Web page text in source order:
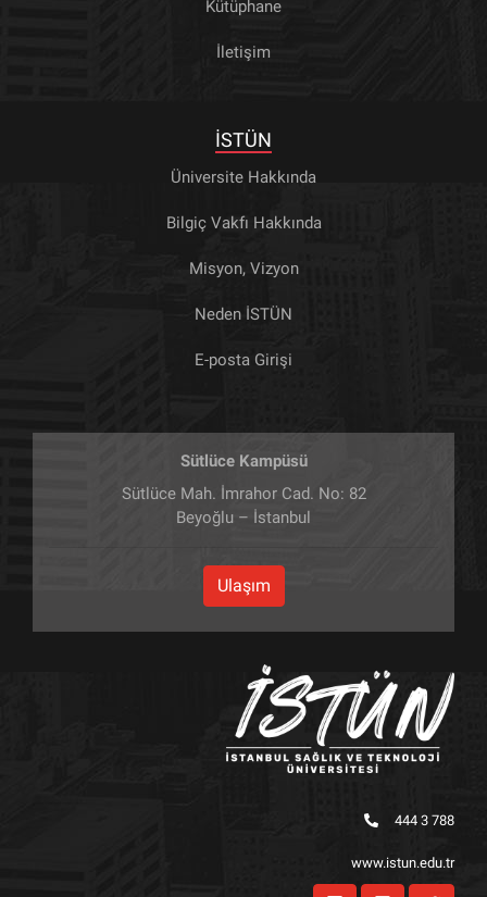
Kütüphane
İletişim
İSTÜN
Üniversite Hakkında
Bilgiç Vakfı Hakkında
Misyon, Vizyon
Neden İSTÜN
E-posta Girişi
Sütlüce Kampüsü
Sütlüce Mah. İmrahor Cad. No: 82
Beyoğlu – İstanbul
Ulaşım
444 3 788
www.istun.edu.tr